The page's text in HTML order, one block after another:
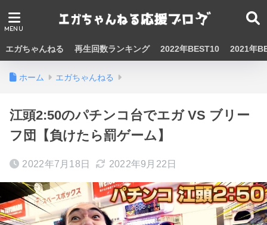
エガちゃんねる 再生回数ランキング 2022年BEST10 2021年
ホーム エガちゃんねる
江頭2:50のパチンコ台でエガ VS ブリー
フ団【負けたら罰ゲーム】
2022年7月18日 2022年9月22日